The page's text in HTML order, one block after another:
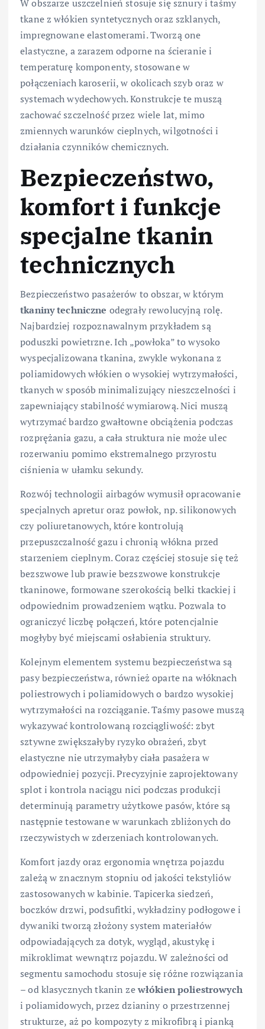
W obszarze uszczelnień stosuje się sznury i taśmy
tkane z włókien syntetycznych oraz szklanych,
impregnowane elastomerami. Tworzą one
elastyczne, a zarazem odporne na ścieranie i
temperaturę komponenty, stosowane w
połączeniach karoserii, w okolicach szyb oraz w
systemach wydechowych. Konstrukcje te muszą
zachować szczelność przez wiele lat, mimo
zmiennych warunków cieplnych, wilgotności i
działania czynników chemicznych.
Bezpieczeństwo,
komfort i funkcje
specjalne tkanin
technicznych
Bezpieczeństwo pasażerów to obszar, w którym
tkaniny techniczne odegrały rewolucyjną rolę.
Najbardziej rozpoznawalnym przykładem są
poduszki powietrzne. Ich „powłoka” to wysoko
wyspecjalizowana tkanina, zwykle wykonana z
poliami­dowych włókien o wysokiej wytrzymałości,
tkanych w sposób minimalizujący nieszczelności i
zapewniający stabilność wymiarową. Nici muszą
wytrzymać bardzo gwałtowne obciążenia podczas
rozprężania gazu, a cała struktura nie może ulec
rozerwaniu pomimo ekstremalnego przyrostu
ciśnienia w ułamku sekundy.
Rozwój technologii airbagów wymusił opracowanie
specjalnych apretur oraz powłok, np. silikonowych
czy poliuretanowych, które kontrolują
przepuszczalność gazu i chronią włókna przed
starzeniem cieplnym. Coraz częściej stosuje się też
bezszwowe lub prawie bezszwowe konstrukcje
tkaninowe, formowane szerokością belki tkackiej i
odpowiednim prowadzeniem wątku. Pozwala to
ograniczyć liczbę połączeń, które potencjalnie
mogłyby być miejscami osłabienia struktury.
Kolejnym elementem systemu bezpieczeństwa są
pasy bezpieczeństwa, również oparte na włóknach
poliestrowych i poliamidowych o bardzo wysokiej
wytrzymałości na rozciąganie. Taśmy pasowe muszą
wykazywać kontrolowaną rozciągliwość: zbyt
sztywne zwiększałyby ryzyko obrażeń, zbyt
elastyczne nie utrzymałyby ciała pasażera w
odpowiedniej pozycji. Precyzyjnie zaprojektowany
splot i kontrola naciągu nici podczas produkcji
determinują parametry użytkowe pasów, które są
następnie testowane w warunkach zbliżonych do
rzeczywistych w zderzeniach kontrolowanych.
Komfort jazdy oraz ergonomia wnętrza pojazdu
zależą w znacznym stopniu od jakości tekstyliów
zastosowanych w kabinie. Tapicerka siedzeń,
boczków drzwi, podsufitki, wykładziny podłogowe i
dywaniki tworzą złożony system materiałów
odpowiadających za dotyk, wygląd, akustykę i
mikroklimat wewnątrz pojazdu. W zależności od
segmentu samochodu stosuje się różne rozwiązania
– od klasycznych tkanin zewłókien poliestrowych
i poliamidowych, przez dzianiny o przestrzennej
strukturze, aż po kompozyty z mikrofibrą i pianką